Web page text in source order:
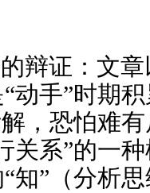
辩证：文
动手”时期
，恐怕难
关系”的一
知”（分析